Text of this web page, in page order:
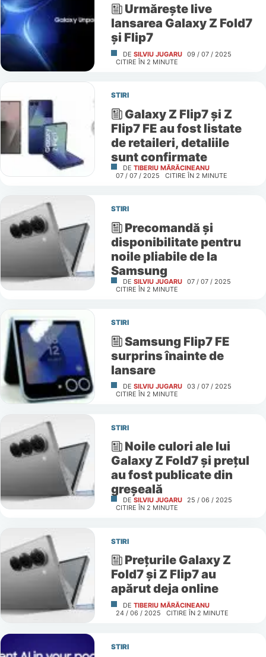
Urmărește live
lansarea Galaxy Z Fold7
și Flip7
DE SILVIU JUGARU 09 / 07 / 2025
CITIRE ÎN 2 MINUTE
STIRI
Galaxy Z Flip7 și Z
Flip7 FE au fost listate
de retaileri, detaliile
sunt confirmate
DE TIBERIU MĂRĂCINEANU
07 / 07 / 2025
CITIRE ÎN 2 MINUTE
STIRI
Precomandă și
disponibilitate pentru
noile pliabile de la
Samsung
DE SILVIU JUGARU 07 / 07 / 2025
CITIRE ÎN 2 MINUTE
STIRI
Samsung Flip7 FE
surprins înainte de
lansare
DE SILVIU JUGARU 03 / 07 / 2025
CITIRE ÎN 2 MINUTE
STIRI
Noile culori ale lui
Galaxy Z Fold7 și prețul
au fost publicate din
greșeală
DE SILVIU JUGARU 25 / 06 / 2025
CITIRE ÎN 2 MINUTE
STIRI
Prețurile Galaxy Z
Fold7 și Z Flip7 au
apărut deja online
DE TIBERIU MĂRĂCINEANU
24 / 06 / 2025
CITIRE ÎN 2 MINUTE
STIRI